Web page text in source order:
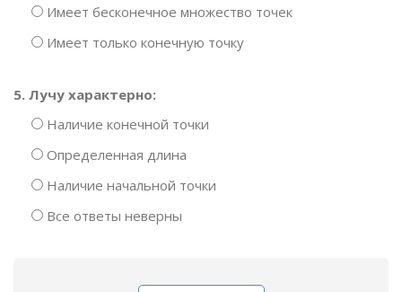
Имеет бесконечное множество точек
Имеет только конечную точку
5. Лучу характерно:
Наличие конечной точки
Определенная длина
Наличие начальной точки
Все ответы неверны